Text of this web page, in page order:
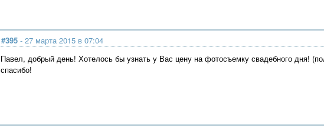
#395 - 27 марта 2015 в 07:04
Павел, добрый день! Хотелось бы узнать у Вас цену на фотосъемку свадебного дня!
спасибо!